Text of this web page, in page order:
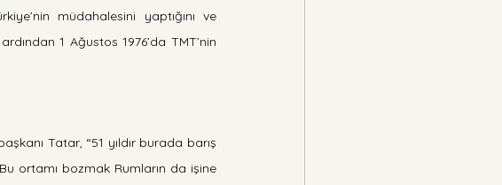
müdahalesini yaptığını ve
1 Ağustos 1976’da TMT’nin
Tatar, “51 yıldır burada barış
ortamı bozmak Rumların da işine